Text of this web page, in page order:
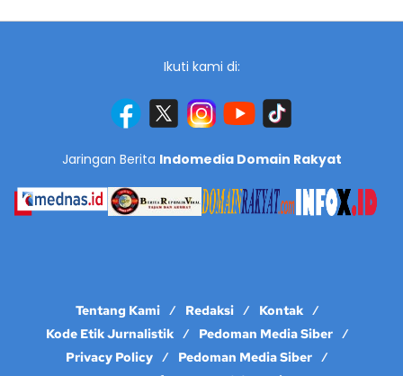
Ikuti kami di:
Jaringan Berita Indomedia Domain Rakyat
Tentang Kami Redaksi
Kontak
Kode Etik Jurnalistik
Pedoman Media Siber
Privacy Policy
Pedoman Media Siber